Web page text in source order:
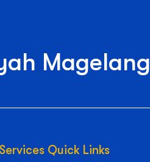
Magelang
Services Quick Links